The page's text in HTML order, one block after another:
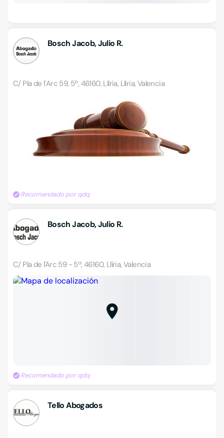
Bosch Jacob, Julio R.
C/ Pla de l´Arc 59, 5º, 46160, Llíria, Llíria, Valencia
Recomendado por qdq
Bosch Jacob, Julio R.
C/ Pla de l'Arc 59 - 5ª, 46160, Llíria, Valencia
Recomendado por qdq
Tello Abogados